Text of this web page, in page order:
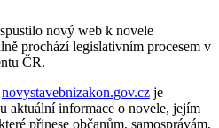
nový web k novele
prochází legislativním procesem v
ČR.
novystavebnizakon.gov.cz je
aktuální informace o novele, jejím
přinese občanům, samosprávám,